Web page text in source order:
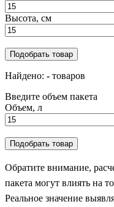
Высота, см
Подобрать товар
Найдено: - товаров
Введите объем пакета
Объем, л
Подобрать товар
Обратите внимание,
пакета могут влиять на
Реальное значение